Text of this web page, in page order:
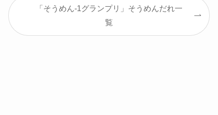
「そうめん-1グランプリ」そうめんだれ一
覧